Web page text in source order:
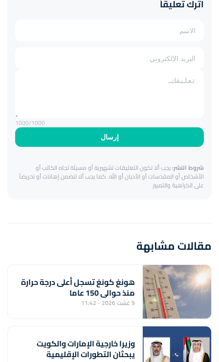
اترك تعليقاً
إرسال
1000/1000
شروط النشر:يجب ألا تكون التعليقات تشهيرية أو مسيئة تجاه الكاتب أو
الأشخاص أو المقدسات أو الأديان أو الله. كما يجب ألا تتضمن إهانات أو تحريضاً
على الكراهية والتمييز.
مقالات مشابهة
هونغ كونغ تسجل أعلى درجة حرارة
منذ حوالي 150 عاما
9 غشت 2026 - 11:42
وزيرا خارجية الإمارات والكويت
يبحثان التطورات الإقليمية